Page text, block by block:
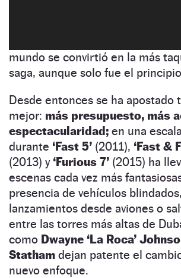
mundo se convirtió en la más
saga, aunque solo fue el
Desde entonces se ha apostado
mejor: más presupuesto, más
espectacularidad; en una
durante ‘Fast 5’ (2011), ‘Fast &
(2013) y ‘Furious 7’ (2015) ha
escenas cada vez más
presencia de vehículos
lanzamientos desde aviones o
entre las torres más altas de
como Dwayne ‘La Roca’
Statham dejan patente el
nuevo enfoque.